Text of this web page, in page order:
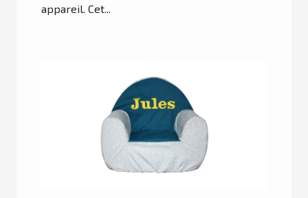
appareil. Cet...